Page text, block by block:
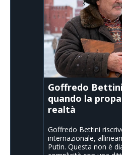
Goffredo Bettini
quando la
realtà
Goffredo Bettini
internazionale,
Putin. Questa non è